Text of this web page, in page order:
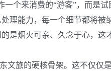
个来消费的“游客”，而是
理能力，每一个细节都将
是烟火可亲、久念于心，这
旅的硬核骨架。这不仅仅